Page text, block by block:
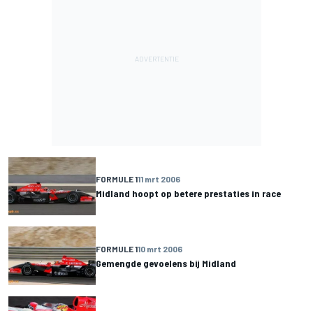
FORMULE 111 mrt 2006
Midland hoopt op betere prestaties in race
FORMULE 110 mrt 2006
Gemengde gevoelens bij Midland